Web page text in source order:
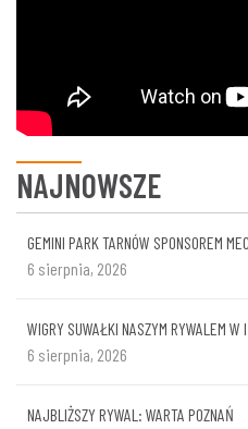
NAJNOWSZE
GEMINI PARK TARNÓW SPONSOREM
6 sierpnia, 2026
WIGRY SUWAŁKI NASZYM RYWALEM W
6 sierpnia, 2026
NAJBLIŻSZY RYWAL: WARTA POZNAŃ